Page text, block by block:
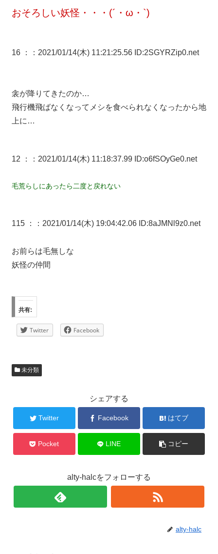
おそろしい妖怪・・・(´・ω・`)
16 ： ：2021/01/14(木) 11:21:25.56 ID:2SGYRZip0.net
衾が降りてきたのか…
飛行機飛ばなくなってメシを食べられなくなったから地
上に…
12 ： ：2021/01/14(木) 11:18:37.99 ID:o6fSOyGe0.net
毛荒らしにあったら二度と戻れない
115 ： ：2021/01/14(木) 19:04:42.06 ID:8aJMNl9z0.net
お前らは毛無しな
妖怪の仲間
共有:
Twitter Facebook
未分類
シェアする
Twitter Facebook はてブ
Pocket LINE コピー
alty-halcをフォローする
alty-halc